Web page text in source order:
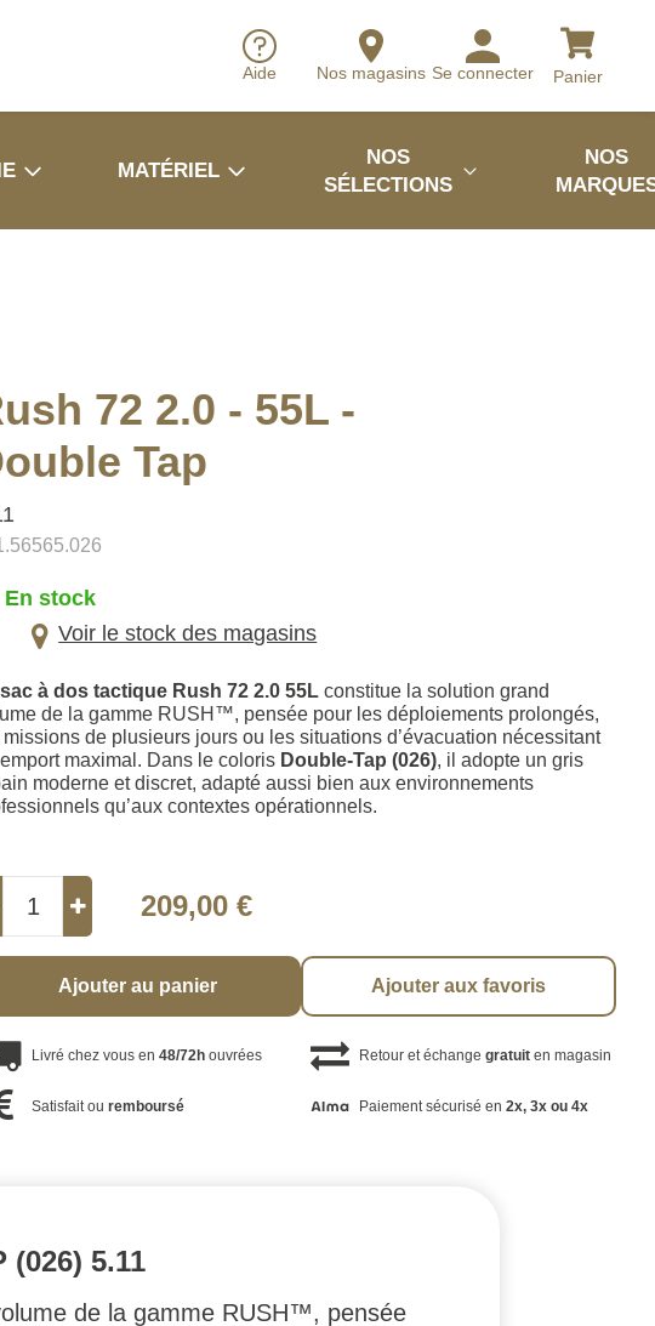
Aide Nos magasins Se connecter Panier
MATÉRIEL
NOS
SÉLECTIONS
NOS
72 2.0 - 55L -
Tap
En stock
Voir le stock des magasins
sac à dos tactique Rush 72 2.0 55L constitue la solution grand
de la gamme RUSH™, pensée pour les déploiements prolongés,
missions de plusieurs jours ou les situations d’évacuation nécessitant
maximal. Dans le coloris Double-Tap (026), il adopte un gris
moderne et discret, adapté aussi bien aux environnements
qu’aux contextes opérationnels.
209,00 €
Ajouter au panier Ajouter aux favoris
Livré chez vous en48/72h ouvrées Retour et échange gratuiten magasin
Satisfait ouremboursé Paiement sécurisé en 2x, 3x ou 4x
(026) 5.11
de la gamme RUSH™, pensée